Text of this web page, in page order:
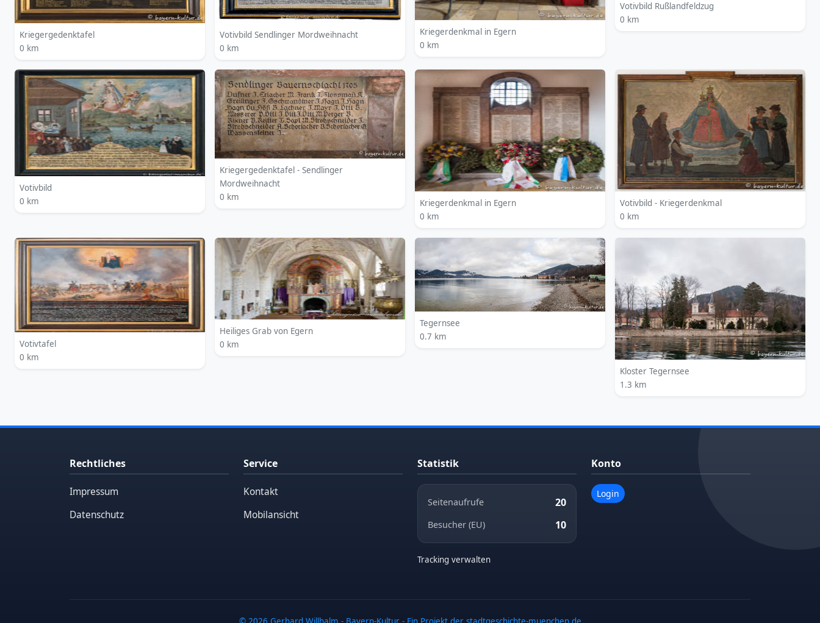
Kriegergedenktafel
0 km
Votivbild Sendlinger Mordweihnacht
0 km
Kriegerdenkmal in Egern
0 km
Votivbild Rußlandfeldzug
0 km
Votivbild
0 km
Kriegergedenktafel - Sendlinger
Mordweihnacht
0 km
Kriegerdenkmal in Egern
0 km
Votivbild - Kriegerdenkmal
0 km
Votivtafel
0 km
Heiliges Grab von Egern
0 km
Tegernsee
0.7 km
Kloster Tegernsee
1.3 km
Rechtliches
Impressum
Datenschutz
Service
Kontakt
Mobilansicht
Statistik
Seitenaufrufe 20
Besucher (EU) 10
Tracking verwalten
Konto
Login